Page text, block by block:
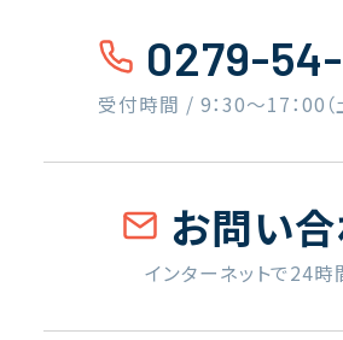
0279-
受付時間 / 9：30〜17：00（
お問い
インターネットで24時